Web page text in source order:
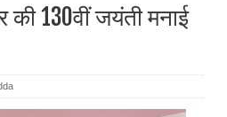
की 130वीं जयंती मनाई